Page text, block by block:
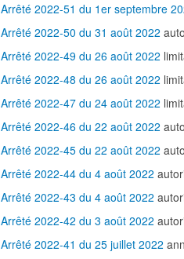
Arrêté 2022-51 du 1er septembre
Arrêté 2022-50 du 31 août 2022
Arrêté 2022-49 du 26 août 2022
Arrêté 2022-48 du 26 août 2022
Arrêté 2022-47 du 24 août 2022
Arrêté 2022-46 du 22 août 2022
Arrêté 2022-45 du 22 août 2022
Arrêté 2022-44 du 4 août 2022
Arrêté 2022-43 du 4 août 2022
Arrêté 2022-42 du 3 août 2022
Arrêté 2022-41 du 25 juillet 2022